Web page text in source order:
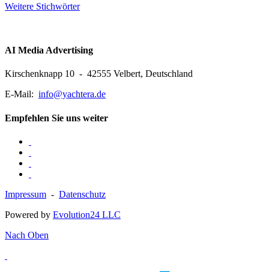
Weitere Stichwörter
AI Media Advertising
Kirschenknapp 10 - 42555 Velbert, Deutschland
E-Mail: info@yachtera.de
Empfehlen Sie uns weiter
Impressum - Datenschutz
Powered by Evolution24 LLC
Nach Oben